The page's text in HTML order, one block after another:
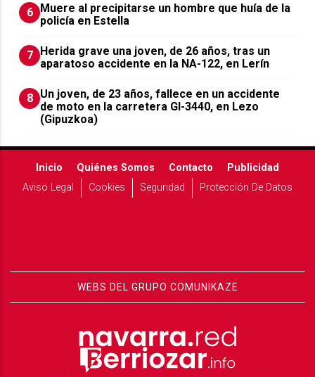
6 Muere al precipitarse un hombre que huía de la
policía en Estella
7 Herida grave una joven, de 26 años, tras un
aparatoso accidente en la NA-122, en Lerín
8 Un joven, de 23 años, fallece en un accidente
de moto en la carretera GI-3440, en Lezo
(Gipuzkoa)
Inicio Quiénes Somos Contacto
Publicidad
Aviso Legal
Cookies Seguridad Protección De Datos
WEBS DEL GRUPO COMUNIKAZE